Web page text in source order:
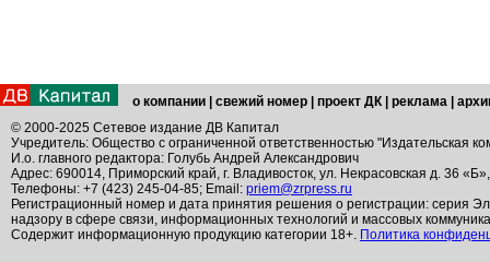
о компании свежий номер проект ДК реклама
© 2000-2025 Сетевое издание ДВ Капитал
Учредитель: Общество с ограниченной ответственностью "Издательская
И.о. главного редактора: Голубь Андрей Александрович
Адрес: 690014, Приморский край, г. Владивосток, ул. Некрасовская д. 36
Телефоны: +7 (423) 245-04-85; Email: priem@zrpress.ru
Регистрационный номер и дата принятия решения о регистрации: серия
надзору в сфере связи, информационных технологий и массовых
Содержит информационную продукцию категории 18+. Политика